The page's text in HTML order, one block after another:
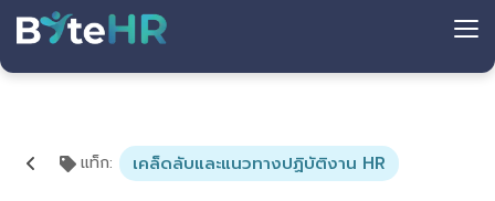
แท็ก: เคล็ดลับและแนวทางปฏิบัติงาน HR